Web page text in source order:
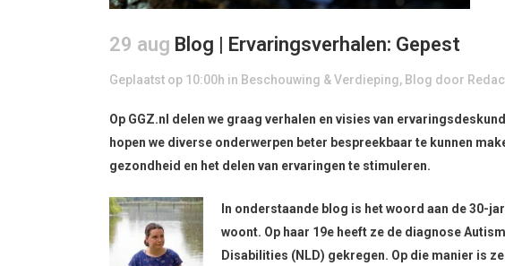
29 aug Blog | Ervaringsverhalen: Gepest
Geplaatst op 10:00h in Beschouwing & Verdieping, Blog door
Op GGZ.nl delen we graag verhalen en visies van
hopen we diverse onderwerpen beter bespreekbaar te kunnen
gezondheid en het delen van ervaringen te stimuleren.
In onderstaande blog is het woord aan de 30-
woont. Op haar 19e heeft ze de diagnose
Disabilities (NLD) gekregen. Op die manier is